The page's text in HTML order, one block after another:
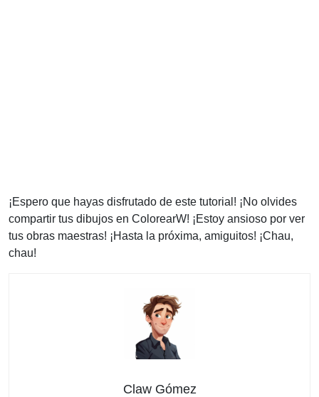
¡Espero que hayas disfrutado de este tutorial! ¡No olvides
compartir tus dibujos en ColorearW! ¡Estoy ansioso por ver
tus obras maestras! ¡Hasta la próxima, amiguitos! ¡Chau,
chau!
Claw Gómez